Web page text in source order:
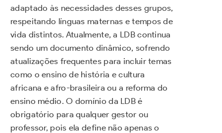
adaptado às necessidades desses grupos,
respeitando línguas maternas e tempos de
vida distintos. Atualmente, a LDB continua
sendo um documento dinâmico, sofrendo
atualizações frequentes para incluir temas
como o ensino de história e cultura
africana e afro-brasileira ou a reforma do
ensino médio. O domínio da LDB é
obrigatório para qualquer gestor ou
professor, pois ela define não apenas o